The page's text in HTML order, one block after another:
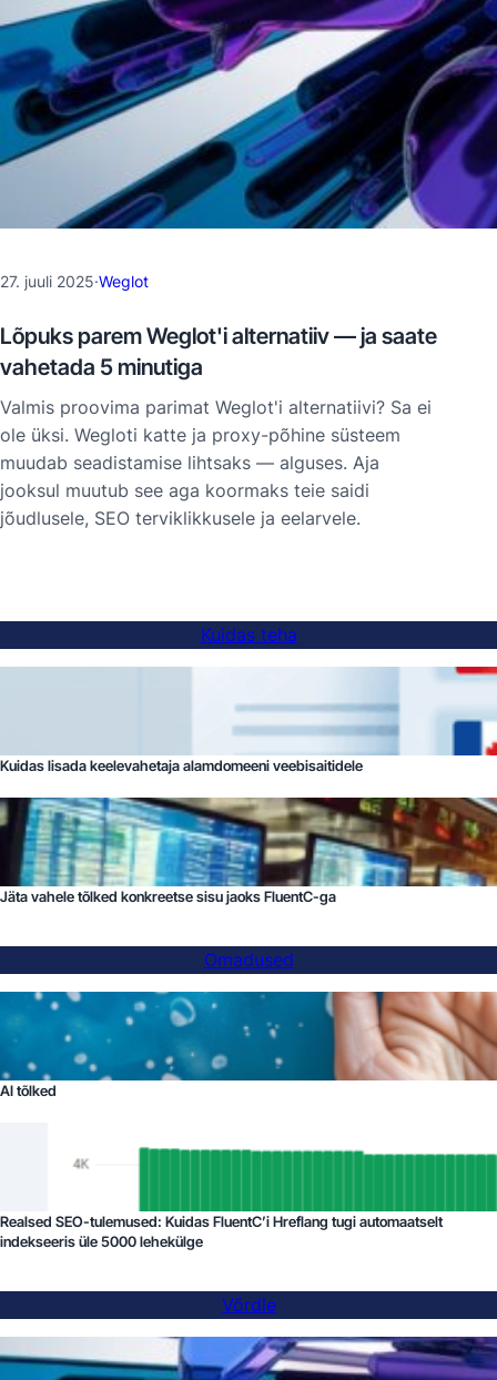
27. juuli 2025·Weglot
Lõpuks parem Weglot'i alternatiiv — ja saate
vahetada 5 minutiga
Valmis proovima parimat Weglot'i alternatiivi? Sa ei
ole üksi. Wegloti katte ja proxy-põhine süsteem
muudab seadistamise lihtsaks — alguses. Aja
jooksul muutub see aga koormaks teie saidi
jõudlusele, SEO terviklikkusele ja eelarvele.
Kuidas teha
Kuidas lisada keelevahetaja alamdomeeni veebisaitidele
Jäta vahele tõlked konkreetse sisu jaoks FluentC-ga
Omadused
AI tõlked
Realsed SEO-tulemused: Kuidas FluentC’i Hreflang tugi automaatselt
indekseeris üle 5000 lehekülge
Võrdle